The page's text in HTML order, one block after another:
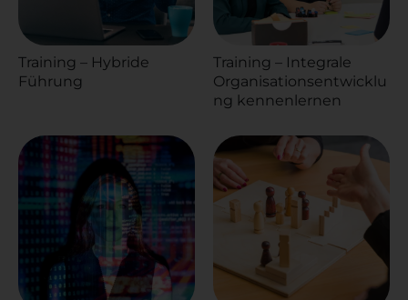
Training – Hybride
Führung
Training – Integrale
Organisationsentwicklu
ng kennenlernen